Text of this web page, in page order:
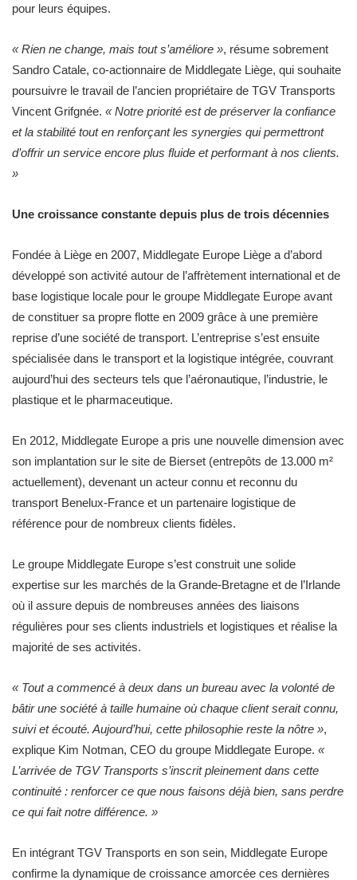
pour leurs équipes.
« Rien ne change, mais tout s’améliore », résume sobrement
Sandro Catale, co-actionnaire de Middlegate Liège, qui souhaite
poursuivre le travail de l’ancien propriétaire de TGV Transports
Vincent Grifgnée. « Notre priorité est de préserver la confiance
et la stabilité tout en renforçant les synergies qui permettront
d’offrir un service encore plus fluide et performant à nos clients.
»
Une croissance constante depuis plus de trois décennies
Fondée à Liège en 2007, Middlegate Europe Liège a d’abord
développé son activité autour de l’affrètement international et de
base logistique locale pour le groupe Middlegate Europe avant
de constituer sa propre flotte en 2009 grâce à une première
reprise d’une société de transport. L’entreprise s’est ensuite
spécialisée dans le transport et la logistique intégrée, couvrant
aujourd’hui des secteurs tels que l’aéronautique, l’industrie, le
plastique et le pharmaceutique.
En 2012, Middlegate Europe a pris une nouvelle dimension avec
son implantation sur le site de Bierset (entrepôts de 13.000 m²
actuellement), devenant un acteur connu et reconnu du
transport Benelux-France et un partenaire logistique de
référence pour de nombreux clients fidèles.
Le groupe Middlegate Europe s’est construit une solide
expertise sur les marchés de la Grande-Bretagne et de l’Irlande
où il assure depuis de nombreuses années des liaisons
régulières pour ses clients industriels et logistiques et réalise la
majorité de ses activités.
« Tout a commencé à deux dans un bureau avec la volonté de
bâtir une société à taille humaine où chaque client serait connu,
suivi et écouté. Aujourd’hui, cette philosophie reste la nôtre »,
explique Kim Notman, CEO du groupe Middlegate Europe. «
L’arrivée de TGV Transports s’inscrit pleinement dans cette
continuité : renforcer ce que nous faisons déjà bien, sans perdre
ce qui fait notre différence. »
En intégrant TGV Transports en son sein, Middlegate Europe
confirme la dynamique de croissance amorcée ces dernières